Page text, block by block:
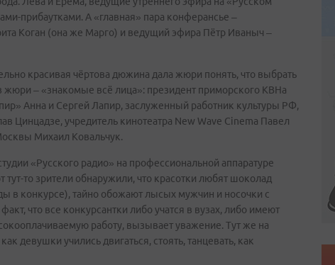
прибаутками. А «главная» пара конферансье –
Коган (она же Марго) и ведущий эфира Пётр Иваныч –
красивая чёртова дюжина дала жюри понять, что выбрать
жюри – «знакомые всё лица»: президент приморского КВНа
Анна и Сергей Лапир, заслуженный работник культуры РФ,
Цинцадзе, учредитель кинотеатра New Wave Cinema Павел
Михаил Ковальчук.
«Русского радио» на профессиональной аппаратуре
то зрители обнаружили, что красотки любят шоколад
в конкурсе), тайно обожают лысых мужчин и носочки с
что все конкурсантки либо учатся в вузах, либо имеют
работу, вызывает уважение. Тут же на
девушки учились двигаться, стоять, танцевать, как